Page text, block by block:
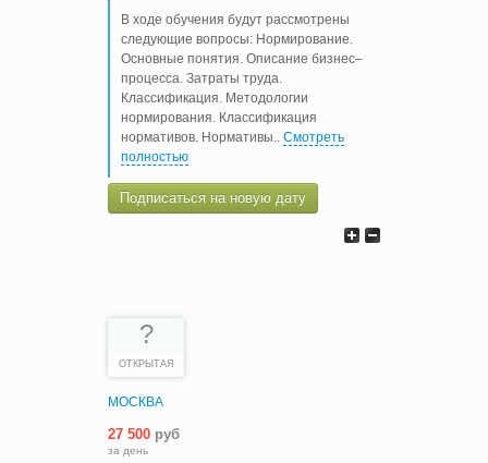
В ходе обучения будут рассмотрены
следующие вопросы: Нормирование.
Основные понятия. Описание бизнес–
процесса. Затраты труда.
Классификация. Методологии
нормирования. Классификация
нормативов. Нормативы.. Смотреть
полностью
Подписаться на новую дату
?
ОТКРЫТАЯ
МОСКВА
27 500 руб
за день